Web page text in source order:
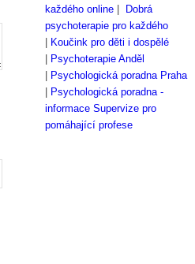
každého online
Dobrá
psychoterapie pro každého
Koučink pro děti i dospělé
Psychoterapie Anděl
Psychologická poradna Praha
Psychologická poradna -
informace Supervize pro
pomáhající profese